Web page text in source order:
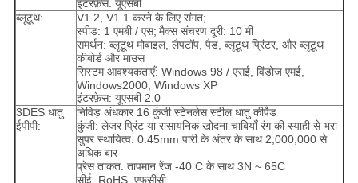
इंटरफ़ेस: यूएसबी
ब्लूटूथ:
V1.2, V1.1 करने के लिए संगत;
स्पीड: 1 एमबी / एस; मैक्स संचरण दूरी: 10 मी
समर्थन: ब्लूटूथ मोबाइल, लैपटॉप, पैड, ब्लूटूथ प्रिंटर, और ब्लूटूथ
कीबोर्ड और माउस
सिस्टम आवश्यकताएँ: Windows 98 / एसई, विंडोज एमई,
Windows2000, Windows XP
इंटरफ़ेस: यूएसबी 2.0
3DES धातु
ईपीपी:
निविड़ अंधकार 16 कुंजी स्टेनलेस स्टील धातु कीपैड
कुंजी: लेजर प्रिंट या रासायनिक खोदना चाबियाँ रंग की स्याही से भरा
सुपर स्थायित्व: 0.45mm पारी के अंतर के साथ 2,000,000 से
अधिक बार
प्रेस ताकत: तापमान रेंज -40 C के साथ 3N ~ 65C
सीई, RoHS, एफसीसी